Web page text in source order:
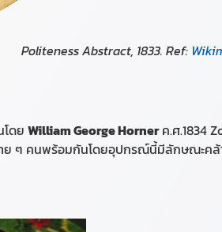
Politeness Abstract, 1833. Ref:
ดย William George Hornerค.ศ.1834
ย ๆ คนพร้อมกันโดยอุปกรณ์นี้มีลักษณะคล้